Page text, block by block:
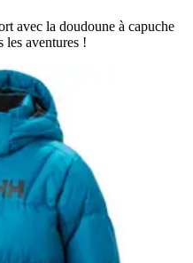
avec la doudoune à capuche
aventures !